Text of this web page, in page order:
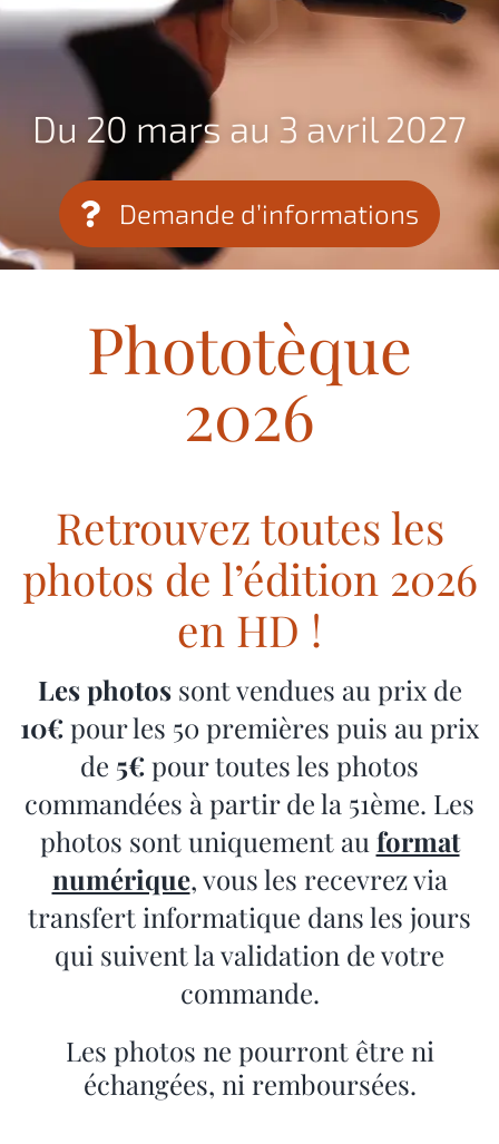
Du 20 mars au 3 avril 2027
Demande d’informations
Phototèque
2026
Retrouvez toutes les
photos de l’édition 2026
en HD !
Les photossont vendues au prix de
10€pour les 50 premières puis au prix
de 5€pour toutes les photos
commandées à partir de la 51ème. Les
photos sont uniquement au format
numérique, vous les recevrez via
transfert informatique dans les jours
qui suivent la validation de votre
commande.
Les photos ne pourront être ni
échangées, ni remboursées.